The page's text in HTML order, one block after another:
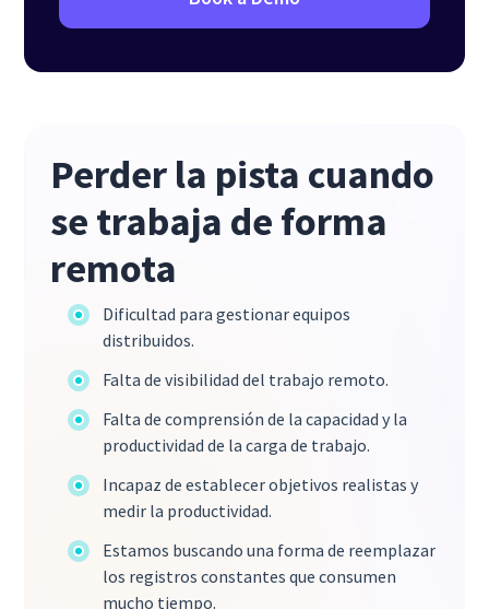
Perder la pista cuando
se trabaja de forma
remota
Dificultad para gestionar equipos
distribuidos.
Falta de visibilidad del trabajo remoto.
Falta de comprensión de la capacidad y la
productividad de la carga de trabajo.
Incapaz de establecer objetivos realistas y
medir la productividad.
Estamos buscando una forma de reemplazar
los registros constantes que consumen
mucho tiempo.